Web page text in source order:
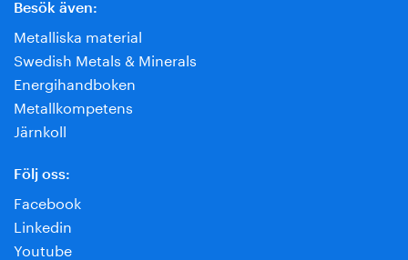
Besök även:
Metalliska material
Swedish Metals & Minerals
Energihandboken
Metallkompetens
Järnkoll
Följ oss:
Facebook
Linkedin
Youtube